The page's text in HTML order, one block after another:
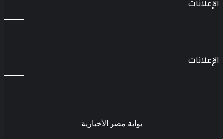
الإعلانات
الإعلانات
بوابة مصر الأخبارية